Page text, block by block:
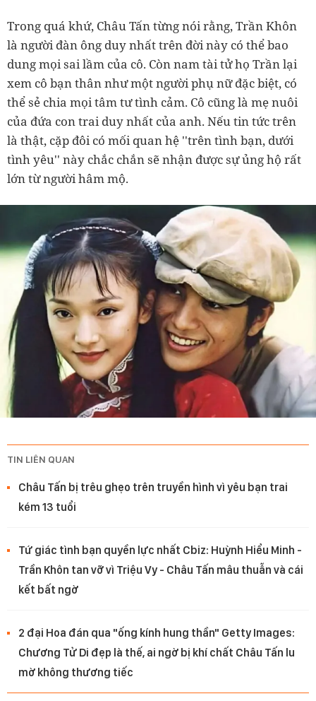
Trong quá khứ, Châu Tấn từng nói rằng, Trần Khôn
là người đàn ông duy nhất trên đời này có thể bao
dung mọi sai lầm của cô. Còn nam tài tử họ Trần lại
xem cô bạn thân như một người phụ nữ đặc biệt, có
thể sẻ chia mọi tâm tư tình cảm. Cô cũng là mẹ nuôi
của đứa con trai duy nhất của anh. Nếu tin tức trên
là thật, cặp đôi có mối quan hệ ''trên tình bạn, dưới
tình yêu'' này chắc chắn sẽ nhận được sự ủng hộ rất
lớn từ người hâm mộ.
TIN LIÊN QUAN
Châu Tấn bị trêu ghẹo trên truyền hình vì yêu bạn trai
kém 13 tuổi
Tứ giác tình bạn quyền lực nhất Cbiz: Huỳnh Hiểu Minh -
Trần Khôn tan vỡ vì Triệu Vy - Châu Tấn mâu thuẫn và cái
kết bất ngờ
2 đại Hoa đán qua "ống kính hung thần" Getty Images:
Chương Tử Di đẹp là thế, ai ngờ bị khí chất Châu Tấn lu
mờ không thương tiếc